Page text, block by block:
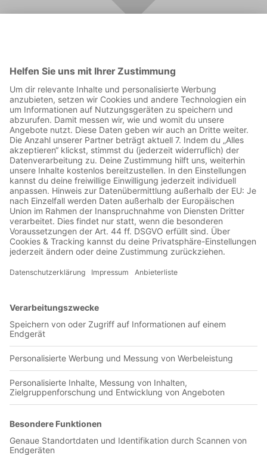
FAQ
Supporter werden
Unsere App ist in den offiziellen Stores verfügbar!
Jetzt herunterladen